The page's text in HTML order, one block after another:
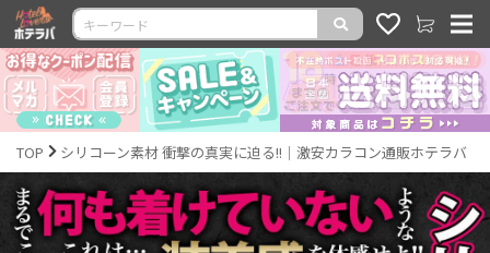
TOP シリコーン素材 衝撃の真実に迫る!!｜激安カラコン通販ホテラバ